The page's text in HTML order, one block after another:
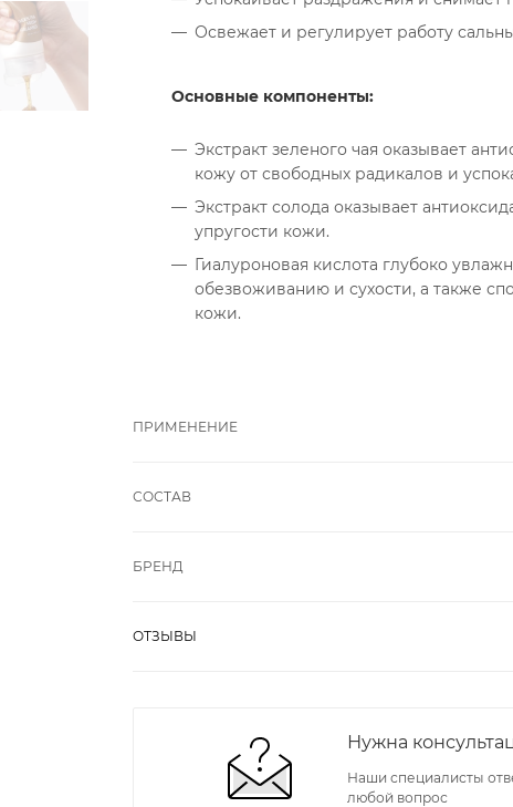
Освежает и регулирует работу
Основные компоненты:
Экстракт зеленого чая оказывает
кожу от свободных радикалов и
Экстракт солода оказывает
упругости кожи.
Гиалуроновая кислота глубоко
обезвоживанию и сухости, а также
кожи.
ПРИМЕНЕНИЕ
СОСТАВ
БРЕНД
ОТЗЫВЫ
Нужна
Наши специалисты
любой вопрос